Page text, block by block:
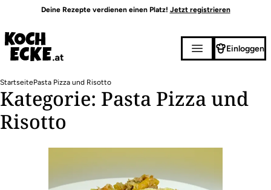
Inhalt
Deine Rezepte verdienen einen Platz! Jetzt registrieren
Einloggen
Pfadnavigation
StartseitePasta Pizza und Risotto
Kategorie: Pasta Pizza und
Risotto